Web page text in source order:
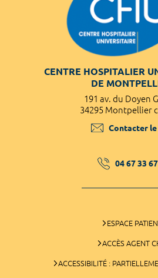
CENTRE HOSPITALIER
DE
191 av. du Doyen
34295 Montpellier
Contacter le
04 67 33
ESPACE
ACCÈS AGENT
ACCESSIBILITÉ :